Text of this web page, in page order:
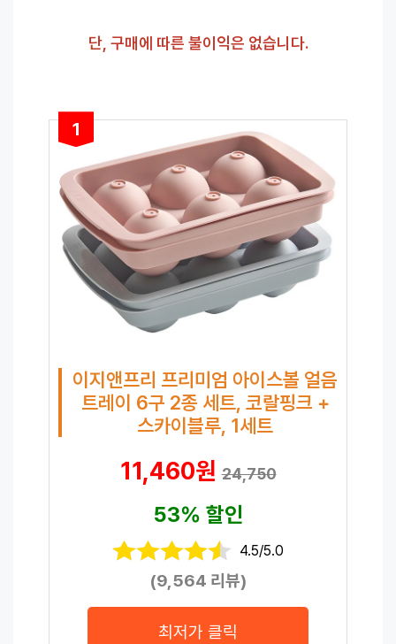
단, 구매에 따른 불이익은 없습니다.
1
이지앤프리 프리미엄 아이스볼 얼음
트레이 6구 2종 세트, 코랄핑크 +
스카이블루, 1세트
11,460원24,750
53% 할인
4.5/5.0
(9,564 리뷰)
최저가 클릭